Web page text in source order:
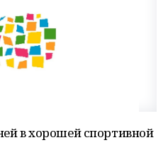
в хорошей спортивной